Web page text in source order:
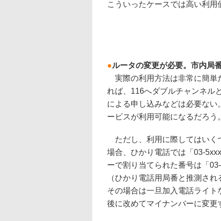
こういったケースでは高い利
●ルータの変更が必要。市内局
実際の利用方法は非常に簡単
れば、116へダブルチャンネル
による申し込みなどは必要な
ービスが利用可能になるだろう
ただし、利用に際してはいく
場合、ひかり電話では「03-
ーで割り当てられた番号は「
（ひかり電話用局番と推測さ
その場合は一旦加入電話ライ
後に改めてマイナンバーに変